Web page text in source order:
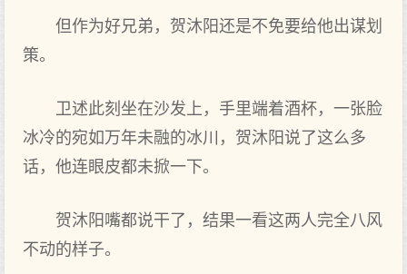
但作为好兄弟，贺沐阳还是不免要给他出谋划
策。
卫述此刻坐在沙发上，手里端着酒杯，一张脸
冰冷的宛如万年未融的冰川，贺沐阳说了这么多
话，他连眼皮都未掀一下。
贺沐阳嘴都说干了，结果一看这两人完全八风
不动的样子。